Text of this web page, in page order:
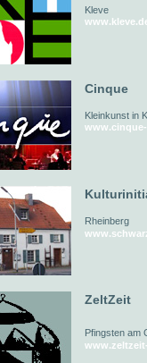
Kleve
Cinque
Kleinkunst in
Rheinberg
ZeltZeit
Pfingsten am